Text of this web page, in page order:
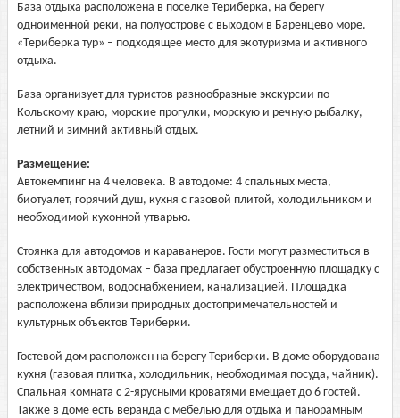
База отдыха расположена в поселке Териберка, на берегу
одноименной реки, на полуострове с выходом в Баренцево море.
«Териберка тур» – подходящее место для экотуризма и активного
отдыха.
База организует для туристов разнообразные экскурсии по
Кольскому краю, морские прогулки, морскую и речную рыбалку,
летний и зимний активный отдых.
Размещение:
Автокемпинг на 4 человека. В автодоме: 4 спальных места,
биотуалет, горячий душ, кухня с газовой плитой, холодильником и
необходимой кухонной утварью.
Стоянка для автодомов и караванеров. Гости могут разместиться в
собственных автодомах – база предлагает обустроенную площадку с
электричеством, водоснабжением, канализацией. Площадка
расположена вблизи природных достопримечательностей и
культурных объектов Териберки.
Гостевой дом расположен на берегу Териберки. В доме оборудована
кухня (газовая плитка, холодильник, необходимая посуда, чайник).
Спальная комната с 2-ярусными кроватями вмещает до 6 гостей.
Также в доме есть веранда с мебелью для отдыха и панорамным